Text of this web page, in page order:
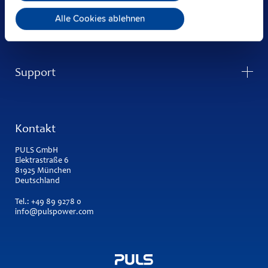
Alle Cookies ablehnen
Unternehmen
Support
Kontakt
PULS GmbH
Elektrastraße 6
81925 München
Deutschland
Tel.: +49 89 9278 0
info@pulspower.com